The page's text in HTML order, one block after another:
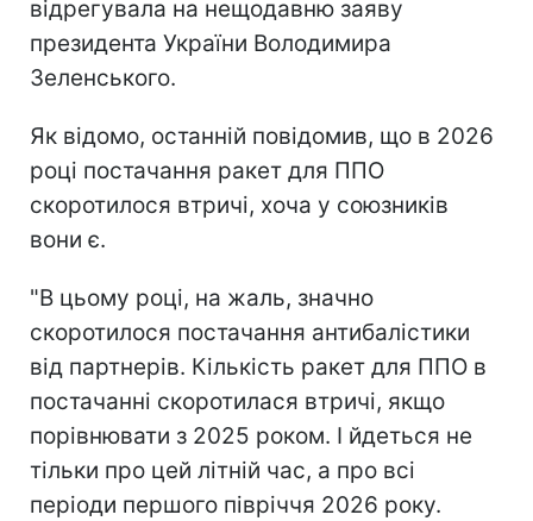
відрегувала на нещодавню заяву
президента України Володимира
Зеленського.
Як відомо, останній повідомив, що в 2026
році постачання ракет для ППО
скоротилося втричі, хоча у союзників
вони є.
"В цьому році, на жаль, значно
скоротилося постачання антибалістики
від партнерів. Кількість ракет для ППО в
постачанні скоротилася втричі, якщо
порівнювати з 2025 роком. І йдеться не
тільки про цей літній час, а про всі
періоди першого півріччя 2026 року.